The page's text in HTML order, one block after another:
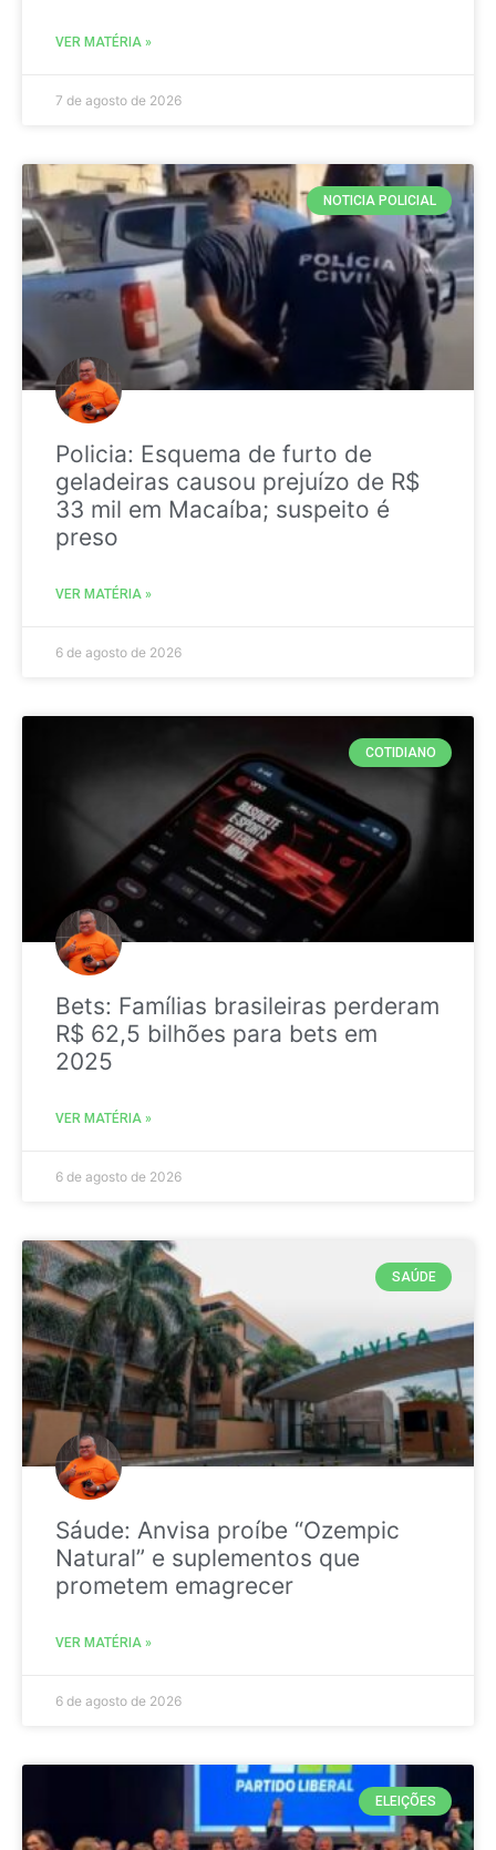
VER MATÉRIA »
7 de agosto de 2026
NOTICIA POLICIAL
Policia: Esquema de furto de
geladeiras causou prejuízo de R$
33 mil em Macaíba; suspeito é
preso
VER MATÉRIA »
6 de agosto de 2026
COTIDIANO
Bets: Famílias brasileiras perderam
R$ 62,5 bilhões para bets em
2025
VER MATÉRIA »
6 de agosto de 2026
SAÚDE
Sáude: Anvisa proíbe “Ozempic
Natural” e suplementos que
prometem emagrecer
VER MATÉRIA »
6 de agosto de 2026
ELEIÇÕES